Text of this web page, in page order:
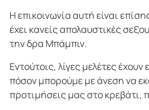
Η επικοινωνία αυτή είναι
έχει κανείς απολαυστικές
την δρα Μπάμπιν.
Εντούτοις, λίγες μελέτες
πόσον μπορούμε με άνεση να
προτιμήσεις μας στο κρεβάτι,